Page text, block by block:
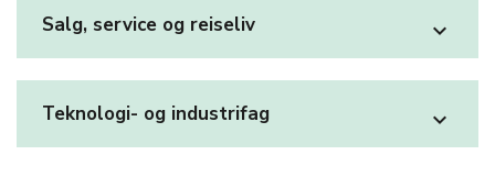
Salg, service og reiseliv expand_more
Teknologi- og industrifag expand_more